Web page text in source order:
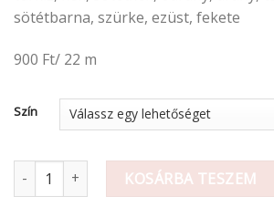
sötétbarna, szürke, ezüst, fekete
900 Ft/ 22 m
Szín
Szalag mennyiség KOSÁRBA TESZEM